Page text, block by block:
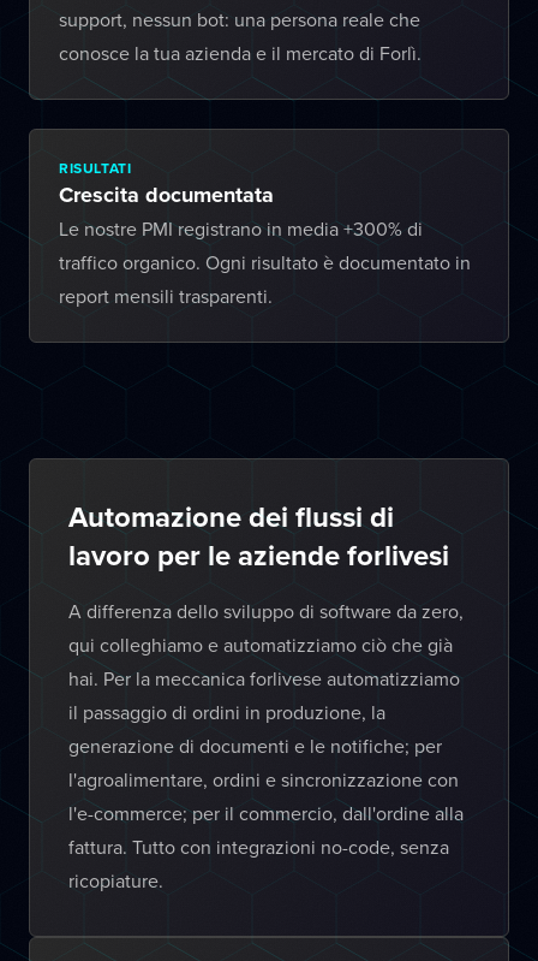
support, nessun bot: una persona reale che
conosce la tua azienda e il mercato di Forlì.
RISULTATI
Crescita documentata
Le nostre PMI registrano in media +300% di
traffico organico. Ogni risultato è documentato in
report mensili trasparenti.
Automazione dei flussi di
lavoro per le aziende forlivesi
A differenza dello sviluppo di software da zero,
qui colleghiamo e automatizziamo ciò che già
hai. Per la meccanica forlivese automatizziamo
il passaggio di ordini in produzione, la
generazione di documenti e le notifiche; per
l'agroalimentare, ordini e sincronizzazione con
l'e-commerce; per il commercio, dall'ordine alla
fattura. Tutto con integrazioni no-code, senza
ricopiature.